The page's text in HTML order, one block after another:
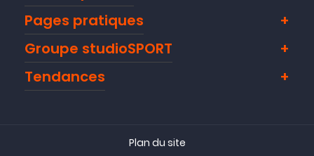
Pages pratiques
Groupe studioSPORT
Tendances
Plan du site